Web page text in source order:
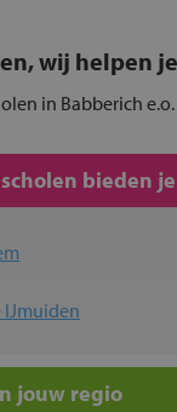
wij helpen
in Babberich
bieden
jouw regio